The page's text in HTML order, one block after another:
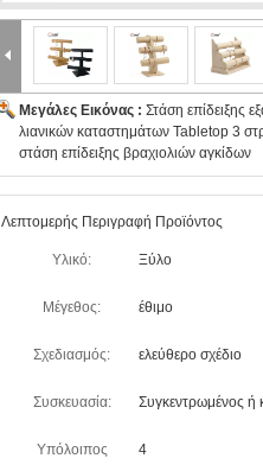
Μεγάλες Εικόνας : Στάση επίδειξης
λιανικών καταστημάτων Tabletop 3
στάση επίδειξης βραχιολιών αγκίδων
Λεπτομερής Περιγραφή Προϊόντος
Υλικό: Ξύλο
Μέγεθος: έθιμο
Σχεδιασμός: ελεύθερο σχέδιο
Συσκευασία: Συγκεντρωμένος ή
Υπόλοιπος
4